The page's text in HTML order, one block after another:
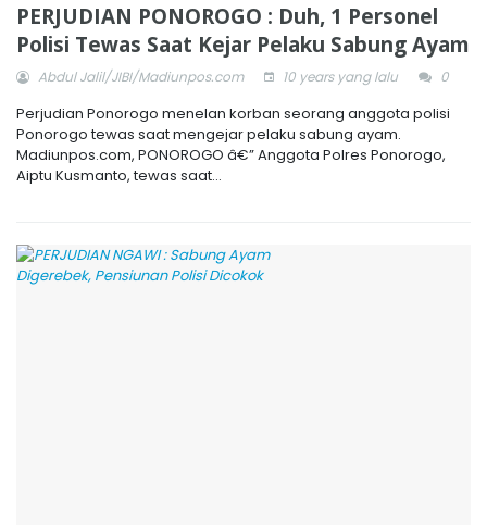
PERJUDIAN PONOROGO : Duh, 1 Personel
Polisi Tewas Saat Kejar Pelaku Sabung Ayam
Abdul Jalil/JIBI/Madiunpos.com 10 years yang lalu 0
Perjudian Ponorogo menelan korban seorang anggota polisi
Ponorogo tewas saat mengejar pelaku sabung ayam.
Madiunpos.com, PONOROGO â€” Anggota Polres Ponorogo,
Aiptu Kusmanto, tewas saat...